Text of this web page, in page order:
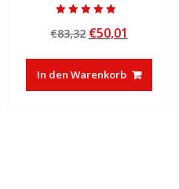
5.00
von 5
€83,32 Ursprünglicher
war:
€83,32
€50,01
ist:
€50,01.
In den Warenkorb